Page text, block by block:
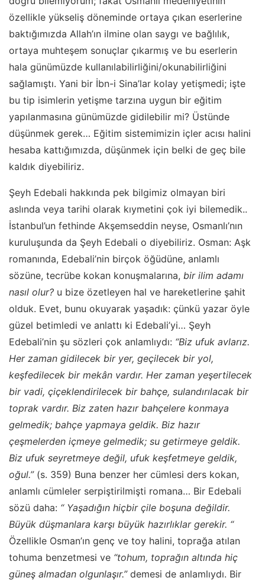
özellikle yükseliş döneminde ortaya çıkan eserlerine
baktığımızda Allah’ın ilmine olan saygı ve bağlılık,
ortaya muhteşem sonuçlar çıkarmış ve bu eserlerin
hala günümüzde kullanılabilirliğini/okunabilirliğini
sağlamıştı. Yani bir İbn-i Sina’lar kolay yetişmedi; işte
bu tip isimlerin yetişme tarzına uygun bir eğitim
yapılanmasına günümüzde gidilebilir mi? Üstünde
düşünmek gerek… Eğitim sistemimizin içler acısı halini
hesaba kattığımızda, düşünmek için belki de geç bile
kaldık diyebiliriz.
Şeyh Edebali hakkında pek bilgimiz olmayan biri
aslında veya tarihi olarak kıymetini çok iyi bilemedik..
İstanbul’un fethinde Akşemseddin neyse, Osmanlı’nın
kuruluşunda da Şeyh Edebali o diyebiliriz. Osman: Aşk
romanında, Edebali’nin birçok öğüdüne, anlamlı
sözüne, tecrübe kokan konuşmalarına, bir ilim adamı
nasıl olur? u bize özetleyen hal ve hareketlerine şahit
olduk. Evet, bunu okuyarak yaşadık: çünkü yazar öyle
güzel betimledi ve anlattı ki Edebali’yi… Şeyh
Edebali’nin şu sözleri çok anlamlıydı: “Biz ufuk avlarız.
Her zaman gidilecek bir yer, geçilecek bir yol,
keşfedilecek bir mekân vardır. Her zaman yeşertilecek
bir vadi, çiçeklendirilecek bir bahçe, sulandırılacak bir
toprak vardır. Biz zaten hazır bahçelere konmaya
gelmedik; bahçe yapmaya geldik. Biz hazır
çeşmelerden içmeye gelmedik; su getirmeye geldik.
Biz ufuk seyretmeye değil, ufuk keşfetmeye geldik,
oğul.”(s. 359) Buna benzer her cümlesi ders kokan,
anlamlı cümleler serpiştirilmişti romana… Bir Edebali
sözü daha: “ Yaşadığın hiçbir çile boşuna değildir.
Büyük düşmanlara karşı büyük hazırlıklar gerekir. “
Özellikle Osman’ın genç ve toy halini, toprağa atılan
tohuma benzetmesi ve “tohum, toprağın altında hiç
güneş almadan olgunlaşır.” demesi de anlamlıydı. Bir